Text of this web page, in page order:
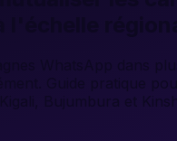
Guide pratique
Bujumbura et